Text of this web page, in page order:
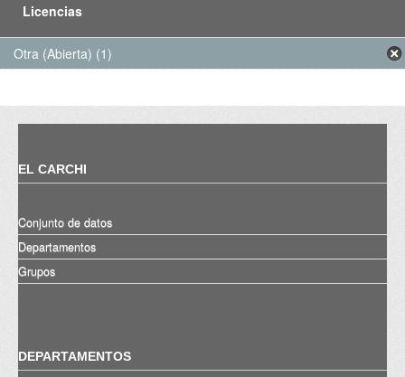
Licencias
Otra (Abierta) (1)
EL CARCHI
Conjunto de datos
Departamentos
Grupos
DEPARTAMENTOS